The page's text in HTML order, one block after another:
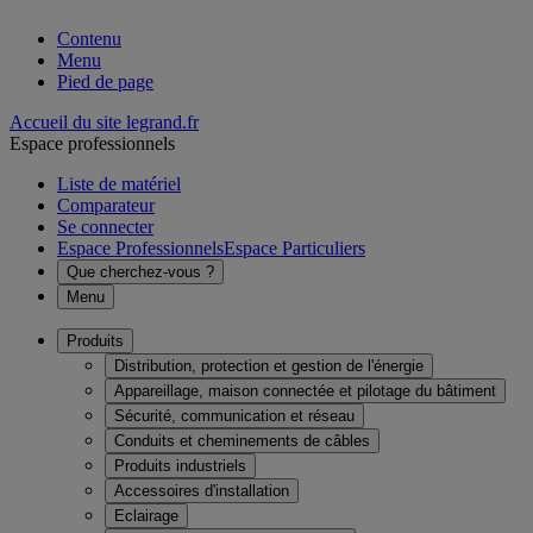
Contenu
Menu
Pied de page
Accueil du site legrand.fr
Espace professionnels
Liste de matériel
Comparateur
Se connecter
Espace ProfessionnelsEspace Particuliers
Que cherchez-vous ?
Menu
Produits
Distribution, protection et gestion de l'énergie
Appareillage, maison connectée et pilotage du bâtiment
Sécurité, communication et réseau
Conduits et cheminements de câbles
Produits industriels
Accessoires d'installation
Eclairage